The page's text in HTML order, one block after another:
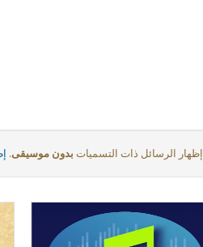
‏إظهار الرسائل ذات التسميات بدون موسيقى.